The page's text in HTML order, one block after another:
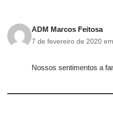
ADM Marcos Feitosa
7 de fevereiro de 2020
Nossos sentimentos a